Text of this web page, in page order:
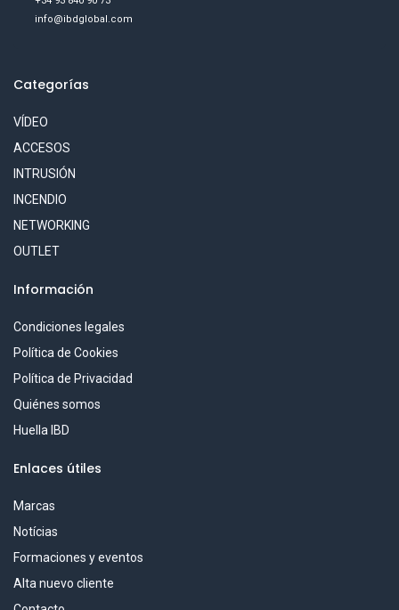
info@ibdglobal.com
Categorías
VÍDEO
ACCESOS
INTRUSIÓN
INCENDIO
NETWORKING
OUTLET
Información
Condiciones legales
Política de Cookies
Política de Privacidad
Quiénes somos
Huella IBD
Enlaces útiles
Marcas
Notícias
Formaciones y eventos
Alta nuevo cliente